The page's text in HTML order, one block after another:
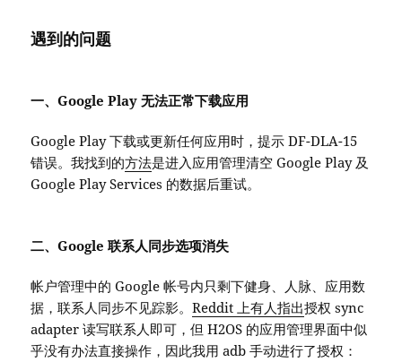
遇到的问题
一、Google Play 无法正常下载应用
Google Play 下载或更新任何应用时，提示 DF-DLA-15
错误。我找到的方法是进入应用管理清空 Google Play 及
Google Play Services 的数据后重试。
二、Google 联系人同步选项消失
帐户管理中的 Google 帐号内只剩下健身、人脉、应用数
据，联系人同步不见踪影。Reddit 上有人指出授权 sync
adapter 读写联系人即可，但 H2OS 的应用管理界面中似
乎没有办法直接操作，因此我用 adb 手动进行了授权：